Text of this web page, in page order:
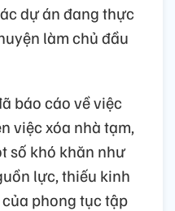
dự án đang thực
làm chủ đầu
báo cáo về việc
việc xóa nhà tạm,
số khó khăn như
lực, thiếu kinh
phong tục tập